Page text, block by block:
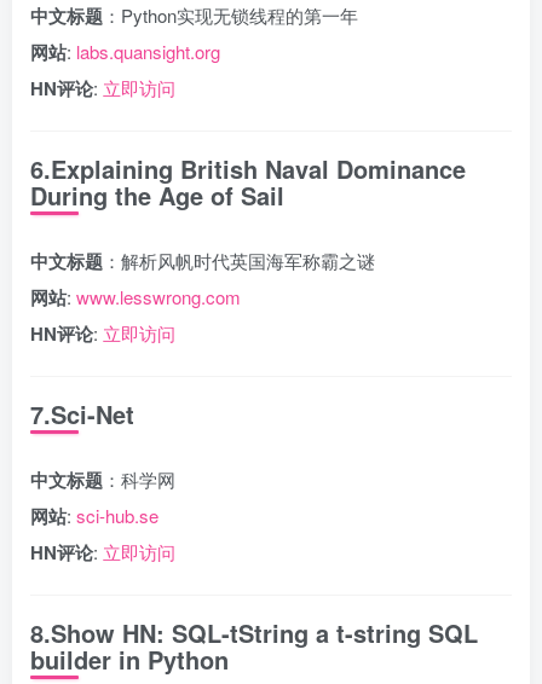
中文标题 ：Python实现无锁线程的第一年
网站: labs.quansight.org
HN评论: 立即访问
6.Explaining British Naval Dominance
During the Age of Sail
中文标题 ：解析风帆时代英国海军称霸之谜
网站: www.lesswrong.com
HN评论: 立即访问
7.Sci-Net
中文标题 ：科学网
网站: sci-hub.se
HN评论: 立即访问
8.Show HN: SQL-tString a t-string SQL
builder in Python